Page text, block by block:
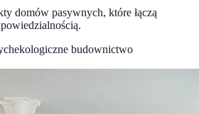
domów pasywnych, które łączą
ekologiczne budownictwo